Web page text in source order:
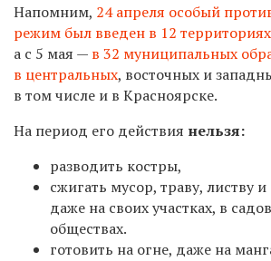
Напомним, 24 апреля особый
режим был введен в 12 территориях
а с 5 мая — в 32 муниципаль­ных
в центральных, восточных и
в том числе и в Красноярске.
На период его действия нельзя:
разводить костры,
сжигать мусор, траву, листву
даже на своих участках, в
обществах.
готовить на огне, даже на